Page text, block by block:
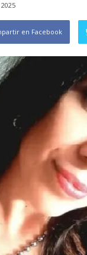
en Facebook